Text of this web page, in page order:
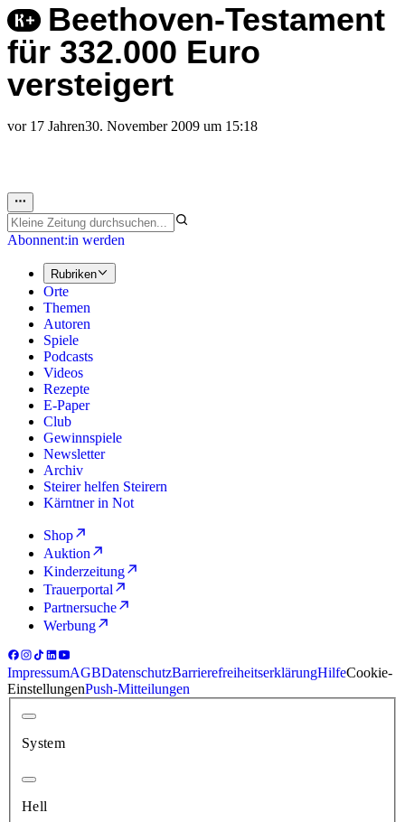
Beethoven-Testament
für 332.000 Euro
versteigert
vor 17 Jahren30. November 2009 um 15:18
Abonnent:in werden
Rubriken
Orte
Themen
Autoren
Spiele
Podcasts
Videos
Rezepte
E-Paper
Club
Gewinnspiele
Newsletter
Archiv
Steirer helfen Steirern
Kärntner in Not
Shop
Auktion
Kinderzeitung
Trauerportal
Partnersuche
Werbung
ImpressumAGBDatenschutzBarrierefreiheitserklärungHilfeCookie-
EinstellungenPush-Mitteilungen
System
Hell